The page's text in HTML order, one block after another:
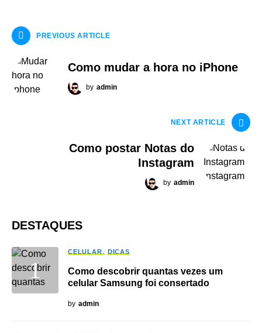
PREVIOUS ARTICLE
Como mudar a hora no iPhone
by admin
NEXT ARTICLE
Como postar Notas do
Instagram
by admin
DESTAQUES
CELULAR DICAS
Como descobrir quantas vezes um
celular Samsung foi consertado
by admin